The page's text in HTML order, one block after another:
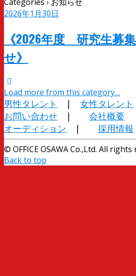
2026年1月30日
《2026年度 研究生募
せ》
Load more from this category…
男性タレント | 女性タレント
お問い合わせ | 会社概要
オーディション | 採用情報
© OFFICE OSAWA Co.,Ltd. All rights
Back to top